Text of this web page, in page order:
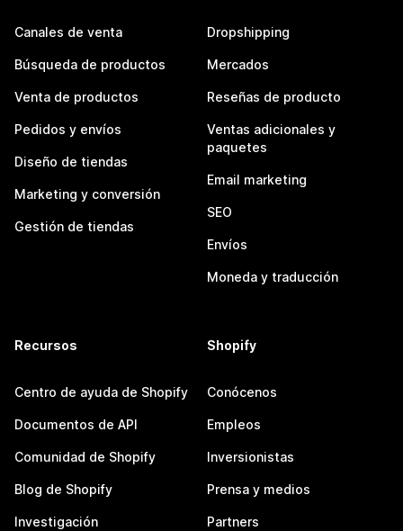
Canales de venta
Búsqueda de productos
Venta de productos
Pedidos y envíos
Diseño de tiendas
Marketing y conversión
Gestión de tiendas
Dropshipping
Mercados
Reseñas de producto
Ventas adicionales y
paquetes
Email marketing
SEO
Envíos
Moneda y traducción
Recursos
Centro de ayuda de Shopify
Documentos de API
Comunidad de Shopify
Blog de Shopify
Investigación
Shopify
Conócenos
Empleos
Inversionistas
Prensa y medios
Partners